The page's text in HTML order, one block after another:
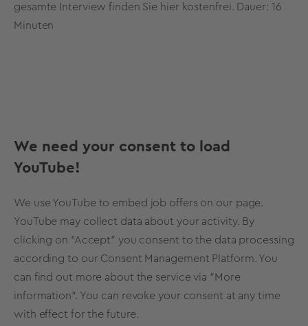
gesamte Interview finden Sie hier kostenfrei. Dauer: 16
Minuten
We need your consent to load
YouTube!
We use YouTube to embed job offers on our page.
YouTube may collect data about your activity. By
clicking on "Accept" you consent to the data processing
according to our Consent Management Platform. You
can find out more about the service via "More
information". You can revoke your consent at any time
with effect for the future.